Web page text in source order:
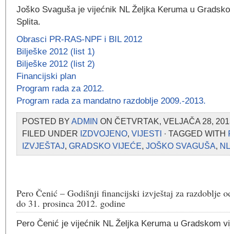
Joško Svaguša je vijećnik NL Željka Keruma u
Splita.
Obrasci PR-RAS-NPF i BIL 2012
Bilješke 2012 (list 1)
Bilješke 2012 (list 2)
Financijski plan
Program rada za 2012.
Program rada za mandatno razdoblje 2009.-2013.
POSTED BY ADMIN ON ČETVRTAK, VELJAČA 28,
FILED UNDER IZDVOJENO, VIJESTI · TAGGED WITH
IZVJEŠTAJ, GRADSKO VIJEĆE, JOŠKO SVAGUŠA,
Pero Čenić – Godišnji financijski izvještaj za razdoblje
do 31. prosinca 2012. godine
Pero Čenić je vijećnik NL Željka Keruma u Gradskom